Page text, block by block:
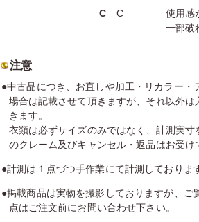
C C
使用感
一部破
注意
●中古品につき、お直しや加工・リカラー
場合は記載させて頂きますが、それ以外
きます。
衣類は必ずサイズのみではなく、計測実
のクレーム及びキャンセル・返品はお受け
●計測は１点づつ手作業にて計測しておりま
●掲載商品は実物を撮影しておりますが、
点はご注文前にお問い合わせ下さい。